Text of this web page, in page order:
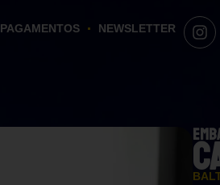
PAGAMENTOS NEWSLETTER